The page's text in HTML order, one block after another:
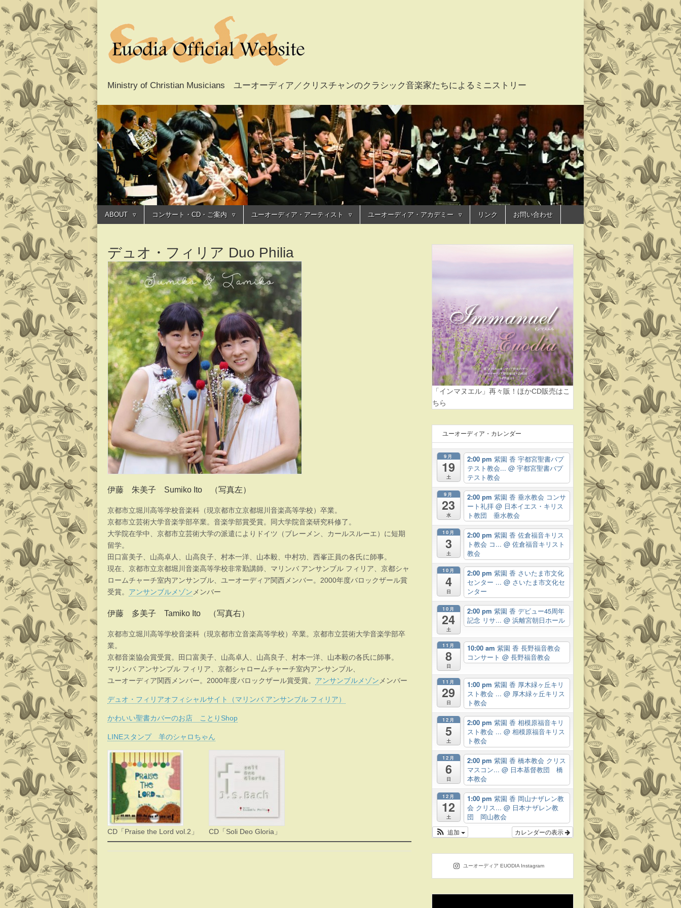
Euodia Official Website / ユーオーディア
オフィシャルウェブサイト
Ministry of Christian Musicians ユーオーディア／クリスチャンのクラシック音楽家たちによるミニストリー
Main
menu
Skip
ABOUT コンサート・CD・ご案内 ユーオーディア・アーティスト ユーオーディア・アカデミー リンク お問い合わせ
デュオ・フィリア Duo Philia
伊藤 朱美子 Sumiko Ito （写真左）
京都市立堀川高等学校音楽科（現京都市立京都堀川音楽高等学校）卒業。
京都市立芸術大学音楽学部卒業。音楽学部賞受賞。同大学院音楽研究科修了。
大学院在学中、京都市立芸術大学の派遣によりドイツ（ブレーメン、カールスルーエ）に短期
留学。
田口富美子、山高卓人、山高良子、村本一洋、山本毅、中村功、西峯正員の各氏に師事。
現在、京都市立京都堀川音楽高等学校非常勤講師、マリンバ アンサンブル フィリア、京都シャ
ロームチャーチ室内アンサンブル、ユーオーディア関西メンバー。2000年度バロックザール賞
受賞。 アンサンブルメゾンメンバー
伊藤 多美子 Tamiko Ito （写真右）
京都市立堀川高等学校音楽科（現京都市立音楽高等学校）卒業。京都市立芸術大学音楽学部卒
業。
京都音楽協会賞受賞。田口富美子、山高卓人、山高良子、村本一洋、山本毅の各氏に師事。
マリンバ アンサンブル フィリア、京都シャロームチャーチ室内アンサンブル、
ユーオーディア関西メンバー。2000年度バロックザール賞受賞。 アンサンブルメゾン メンバー
デュオ・フィリアオフィシャルサイト（マリンバ アンサンブル フィリア）
かわいい聖書カバーのお店 ことりShop
LINEスタンプ 羊のシャロちゃん
CD「Praise the Lord vol.2」 CD「Soli Deo Gloria」
「インマヌエル」再々販！ほかCD販売はこ
ちら
ユーオーディア・カレンダー
9月
19
土
2:00 pm 紫園 香 宇都宮聖書バプ
テスト教会... @ 宇都宮聖書バプ
テスト教会
9月
23
水
2:00 pm 紫園 香 垂水教会 コンサ
ート礼拝 @ 日本イエス・キリス
ト教団 垂水教会
10月
3
土
2:00 pm 紫園 香 佐倉福音キリス
ト教会 コ... @ 佐倉福音キリスト
教会
10月
4
日
2:00 pm 紫園 香 さいたま市文化
センター ... @ さいたま市文化セ
ンター
10月
24
土
2:00 pm 紫園 香 デビュー45周年
記念 リサ... @ 浜離宮朝日ホール
11月
8
日
10:00 am 紫園 香 長野福音教会
コンサート @ 長野福音教会
11月
29
日
1:00 pm 紫園 香 厚木緑ヶ丘キリ
スト教会 ... @ 厚木緑ヶ丘キリス
ト教会
12月
5
土
2:00 pm 紫園 香 相模原福音キリ
スト教会 ... @ 相模原福音キリス
ト教会
12月
6
日
2:00 pm 紫園 香 橋本教会 クリス
マスコン... @ 日本基督教団 橋
本教会
12月
12
土
1:00 pm 紫園 香 岡山ナザレン教
会 クリス... @ 日本ナザレン教
団 岡山教会
カレンダーの表示
追加
ユーオーディア EUODIA Instagram